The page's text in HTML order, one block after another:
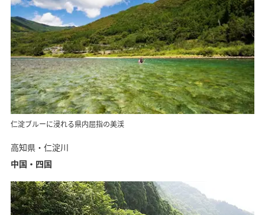
仁淀ブルーに浸れる県内屈指の美渓
高知県・仁淀川
中国・四国